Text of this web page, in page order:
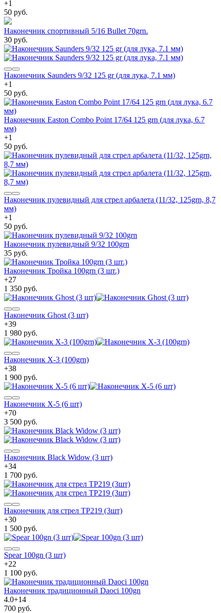
+1
50 руб.
Наконечник спортивный 5/16 Bullet 70grn.
30 руб.
Наконечник Saunders 9/32 125 gr (для лука, 7.1 мм)
+1
50 руб.
Наконечник Easton Combo Point 17/64 125 grn (для лука, 6.7
мм)
+1
50 руб.
Наконечник пулевидный для стрел арбалета (11/32, 125grn, 8,7
мм)
+1
50 руб.
Наконечник пулевидный 9/32 100grn
35 руб.
Наконечник Тройка 100grn (3 шт.)
+27
1 350 руб.
Наконечник Ghost (3 шт)
+39
1 980 руб.
Наконечник X-3 (100grn)
+38
1 900 руб.
Наконечник X-5 (6 шт)
+70
3 500 руб.
Наконечник Black Widow (3 шт)
+34
1 700 руб.
Наконечник для стрел TP219 (3шт)
+30
1 500 руб.
Spear 100gn (3 шт)
+22
1 100 руб.
Наконечник традиционный Daoci 100gn
4.0+14
700 руб.